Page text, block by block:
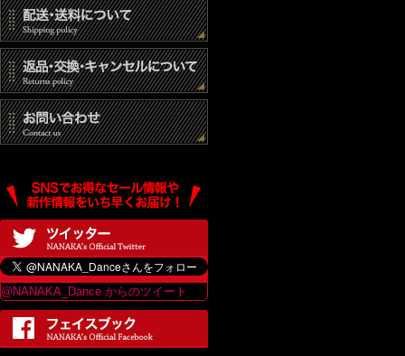
@NANAKA_Dance からのツイート